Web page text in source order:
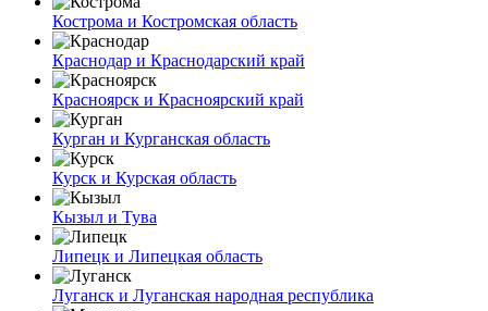
Кострома и Костромская область
Краснодар и Краснодарский край
Красноярск и Красноярский край
Курган и Курганская область
Курск и Курская область
Кызыл и Тува
Липецк и Липецкая область
Луганск и Луганская народная республика